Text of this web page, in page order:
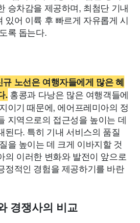
승차감을 제공하며, 최첨단 기내
있어 이륙 후 빠르게 자유롭게 시
록 돕는다.
노선은 여행자들에게 많은 혜
. 홍콩과 다낭은 많은 여행객들에
이기 때문에, 에어프레미아의 정
지역으로의 접근성을 높이는 데
된다. 특히 기내 서비스의 품질
을 높이는 데 크게 이바지할 것
의 이러한 변화와 발전이 앞으로
정적인 경험을 제공하기를 바란
경쟁사의 비교